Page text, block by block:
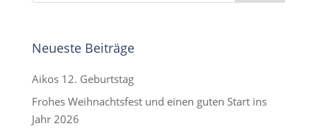
Neueste Beiträge
Aikos 12. Geburtstag
Frohes Weihnachtsfest und einen guten Start ins
Jahr 2026